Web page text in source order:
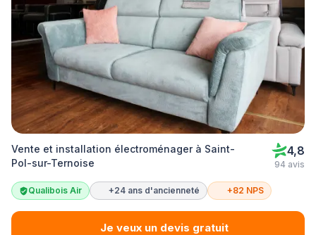
Vente et installation électroménager à Saint-
Pol-sur-Ternoise
4,8
94 avis
Qualibois Air +24 ans d'ancienneté +82 NPS
Je veux un devis gratuit